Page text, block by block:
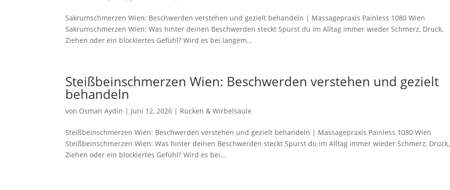
Sakrumschmerzen Wien: Beschwerden verstehen und gezielt behandeln | Massagepraxis Painless 1080 Wien
Sakrumschmerzen Wien: Was hinter deinen Beschwerden steckt Spürst du im Alltag immer wieder Schmerz, Druck,
Ziehen oder ein blockiertes Gefühl? Wird es bei langem...
Steißbeinschmerzen Wien: Beschwerden verstehen und gezielt
behandeln
von Osman Aydin | Juni 12, 2026 | Rücken & Wirbelsäule
Steißbeinschmerzen Wien: Beschwerden verstehen und gezielt behandeln | Massagepraxis Painless 1080 Wien
Steißbeinschmerzen Wien: Was hinter deinen Beschwerden steckt Spürst du im Alltag immer wieder Schmerz, Druck,
Ziehen oder ein blockiertes Gefühl? Wird es bei...